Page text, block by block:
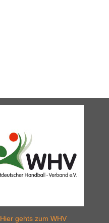
Hier gehts zum WHV